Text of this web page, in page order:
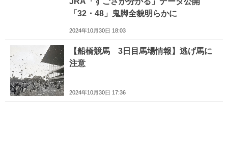
「32・48」鬼脚全貌明らかに
2024年10月30日 18:03
【船橋競馬 3日目馬場情報】逃げ馬に
注意
2024年10月30日 17:36